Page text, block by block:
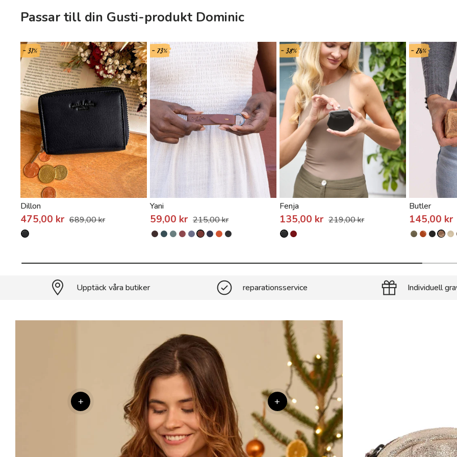
Passar till din Gusti-produkt Dominic
- 31%
Dillon
475,00 kr 689,00 kr
- 73%
Yani
59,00 kr 215,00 kr
- 38%
Fenja
135,00 kr 219,00 kr
- 26%
Butler
145,00 kr
Upptäck våra butiker reparationsservice Individuell
+ +